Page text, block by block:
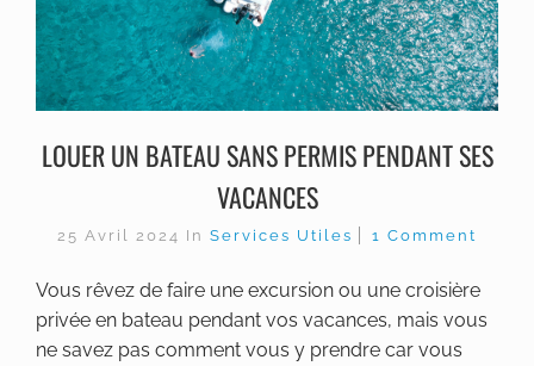
LOUER UN BATEAU SANS PERMIS PENDANT SES
VACANCES
25 Avril 2024 In Services Utiles 1 Comment
Vous rêvez de faire une excursion ou une croisière
privée en bateau pendant vos vacances, mais vous
ne savez pas comment vous y prendre car vous